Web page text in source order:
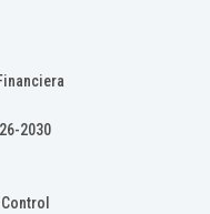
2030